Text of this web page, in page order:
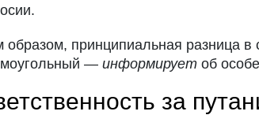
образом, принципиальная разница
—информирует об
за